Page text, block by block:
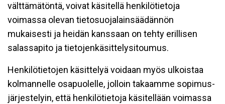
välttämätöntä, voivat käsitellä henkilötietoja
voimassa olevan tietosuojalainsäädännön
mukaisesti ja heidän kanssaan on tehty erillisen
salassapito ja tietojenkäsittelysitoumus.
Henkilötietojen käsittelyä voidaan myös ulkoistaa
kolmannelle osapuolelle, jolloin takaamme sopimus-
järjestelyin, että henkilötietoja käsitellään voimassa